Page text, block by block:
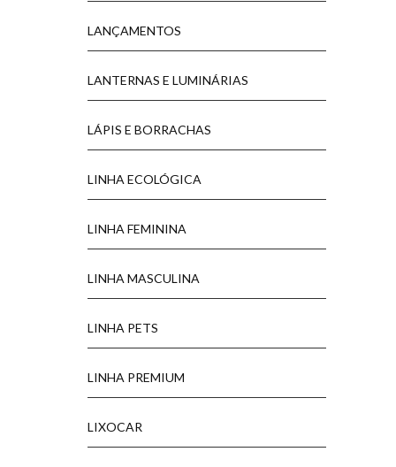
LANÇAMENTOS
LANTERNAS E LUMINÁRIAS
LÁPIS E BORRACHAS
LINHA ECOLÓGICA
LINHA FEMININA
LINHA MASCULINA
LINHA PETS
LINHA PREMIUM
LIXOCAR